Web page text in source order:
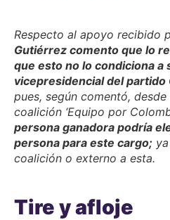
Respecto al apoyo recibido
Gutiérrez comento que lo
que esto no lo condiciona
vicepresidencial del
pues, según comentó,
coalición ‘Equipo por
persona ganadora podría
persona para este cargo;
coalición o externo a esta.
Tire y afloje